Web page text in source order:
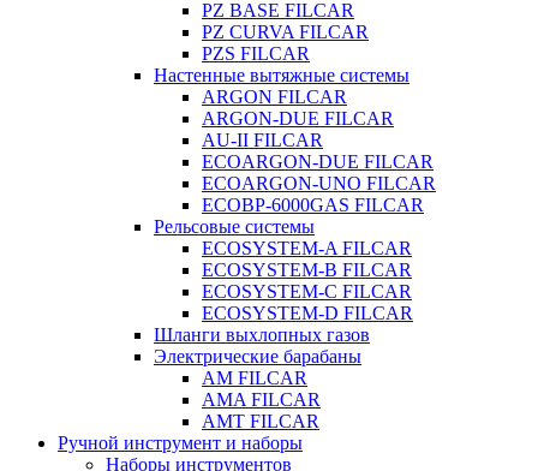
PZ BASE FILCAR
PZ CURVA FILCAR
PZS FILCAR
Настенные вытяжные системы
ARGON FILCAR
ARGON-DUE FILCAR
AU-II FILCAR
ECOARGON-DUE FILCAR
ECOARGON-UNO FILCAR
ECOBP-6000GAS FILCAR
Рельсовые системы
ECOSYSTEM-A FILCAR
ECOSYSTEM-B FILCAR
ECOSYSTEM-C FILCAR
ECOSYSTEM-D FILCAR
Шланги выхлопных газов
Электрические барабаны
AM FILCAR
AMA FILCAR
AMT FILCAR
Ручной инструмент и наборы
Наборы инструментов